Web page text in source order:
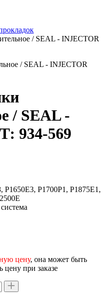
/ SEAL - INJECTOR
/ SEAL -
934-569
P1650E3, P1700P1, P1875E1,
цену, она может быть
цену при заказе